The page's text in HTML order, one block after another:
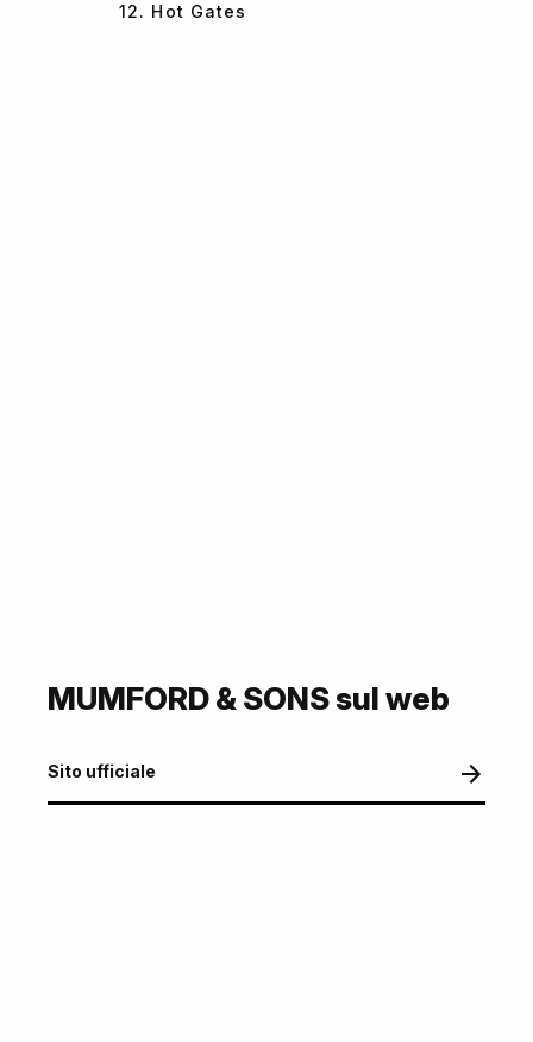
12. Hot Gates
MUMFORD & SONS sul web
Sito ufficiale